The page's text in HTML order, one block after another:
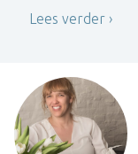
Lees verder